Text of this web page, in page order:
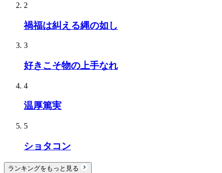
2
禍福は糾える縄の如し
3
好きこそ物の上手なれ
4
温厚篤実
5
ショタコン
ランキングをもっと見る